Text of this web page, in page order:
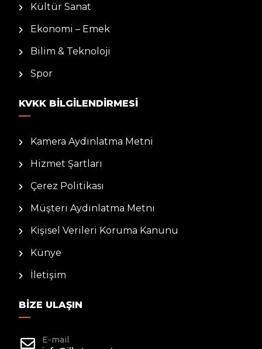
Kültür Sanat
Ekonomi – Emek
Bilim & Teknoloji
Spor
KVKK BILGILENDIRMESI
Kamera Aydınlatma Metni
Hizmet Şartları
Çerez Politikası
Müşteri Aydınlatma Metni
Kişisel Verileri Koruma Kanunu
Künye
İletişim
BIZE ULAŞIN
E-mail